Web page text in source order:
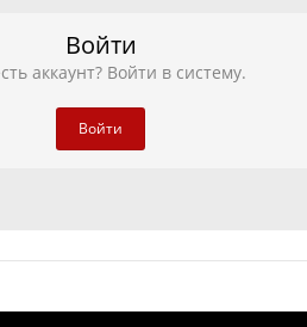
Войти
аккаунт? Войти в систему.
Войти